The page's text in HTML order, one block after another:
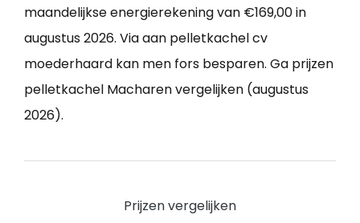
maandelijkse energierekening van €169,00 in
augustus 2026. Via aan pelletkachel cv
moederhaard kan men fors besparen. Ga prijzen
pelletkachel Macharen vergelijken (augustus
2026).
Prijzen vergelijken